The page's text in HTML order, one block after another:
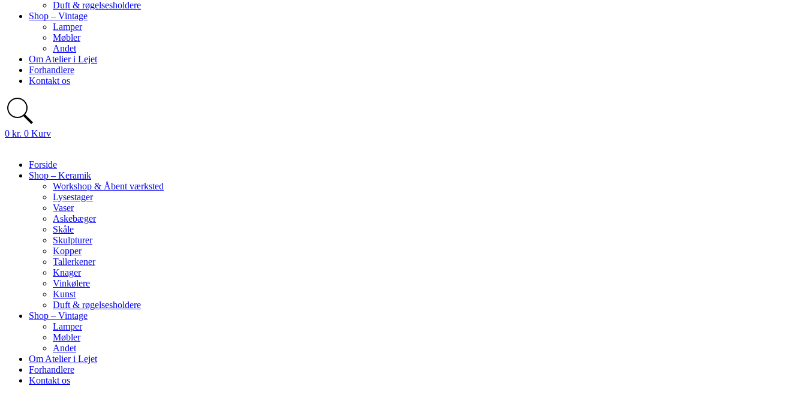
Duft & røgelsesholdere
Shop – Vintage
Lamper
Møbler
Andet
Om Atelier i Lejet
Forhandlere
Kontakt os
0 kr. 0 Kurv
Forside
Shop – Keramik
Workshop & Åbent værksted
Lysestager
Vaser
Askebæger
Skåle
Skulpturer
Kopper
Tallerkener
Knager
Vinkølere
Kunst
Duft & røgelsesholdere
Shop – Vintage
Lamper
Møbler
Andet
Om Atelier i Lejet
Forhandlere
Kontakt os